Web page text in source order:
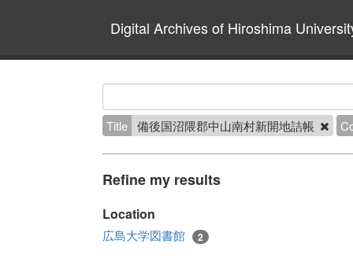
Digital Archives of Hiroshima
Title 備後国沼隈郡中山南村新開地詰帳
Refine my results
Location
広島大学図書館 2